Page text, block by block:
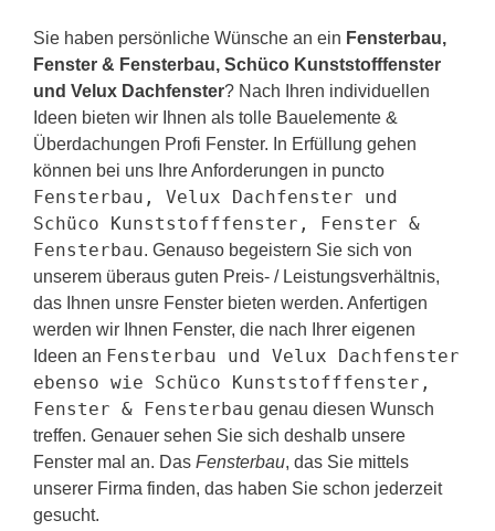
Sie haben persönliche Wünsche an ein Fensterbau,
Fenster & Fensterbau, Schüco Kunststofffenster
und Velux Dachfenster? Nach Ihren individuellen
Ideen bieten wir Ihnen als tolle Bauelemente &
Überdachungen Profi Fenster. In Erfüllung gehen
können bei uns Ihre Anforderungen in puncto
Fensterbau, Velux Dachfenster und
Schüco Kunststofffenster, Fenster &
Fensterbau. Genauso begeistern Sie sich von
unserem überaus guten Preis- / Leistungsverhältnis,
das Ihnen unsre Fenster bieten werden. Anfertigen
werden wir Ihnen Fenster, die nach Ihrer eigenen
Ideen an Fensterbau und Velux Dachfenster
ebenso wie Schüco Kunststofffenster,
Fenster & Fensterbau genau diesen Wunsch
treffen. Genauer sehen Sie sich deshalb unsere
Fenster mal an. Das Fensterbau, das Sie mittels
unserer Firma finden, das haben Sie schon jederzeit
gesucht.